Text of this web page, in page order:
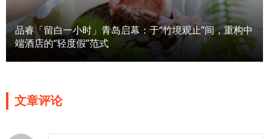
品睿「留白一小时」青岛启幕：于“竹境观止”间，重构中
端酒店的“轻度假”范式
文章评论